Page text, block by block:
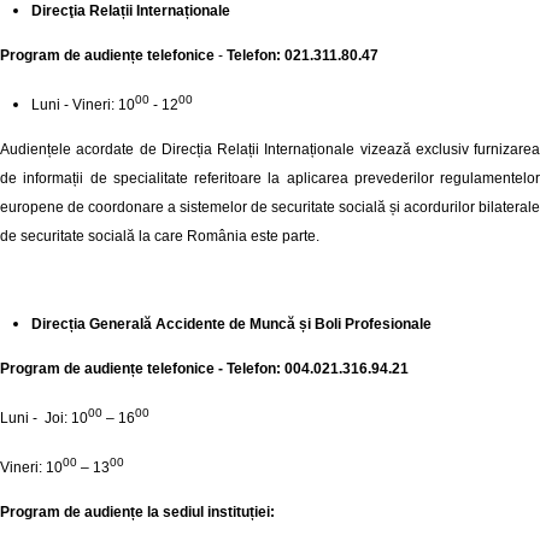
Direcţia Relații Internaționale
Program de audiențe telefonice - Telefon: 021.311.80.47
Luni - Vineri: 1000 - 1200
Audiențele acordate de Direcția Relații Internaționale vizează exclusiv furnizarea
de informații de specialitate referitoare la aplicarea prevederilor regulamentelor
europene de coordonare a sistemelor de securitate socială și acordurilor bilaterale
de securitate socială la care România este parte.
Direcția Generală Accidente de Muncă și Boli Profesionale
Program de audiențe telefonice - Telefon: 004.021.316.94.21
Luni - Joi: 1000 – 1600
Vineri: 1000 – 1300
Program de audiențe la sediul instituției: